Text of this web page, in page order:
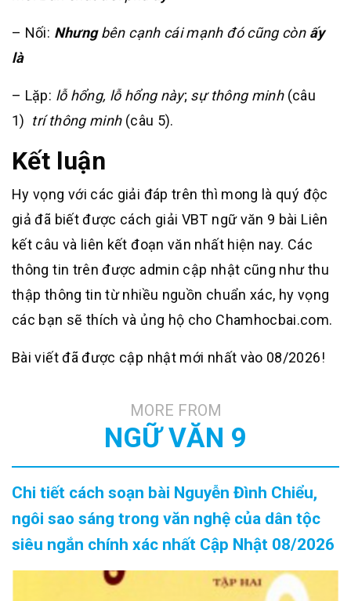
– Nối: Nhưngbên cạnh cái mạnh đó cũng còn ấy
là
– Lặp: lỗ hổng, lỗ hổng này; sự thông minh (câu
1) trí thông minh (câu 5).
Kết luận
Hy vọng với các giải đáp trên thì mong là quý độc
giả đã biết được cách giải VBT ngữ văn 9 bài Liên
kết câu và liên kết đoạn văn nhất hiện nay. Các
thông tin trên được admin cập nhật cũng như thu
thập thông tin từ nhiều nguồn chuẩn xác, hy vọng
các bạn sẽ thích và ủng hộ cho Chamhocbai.com.
Bài viết đã được cập nhật mới nhất vào 08/2026!
MORE FROM
NGỮ VĂN 9
Chi tiết cách soạn bài Nguyễn Đình Chiểu,
ngôi sao sáng trong văn nghệ của dân tộc
siêu ngắn chính xác nhất Cập Nhật 08/2026